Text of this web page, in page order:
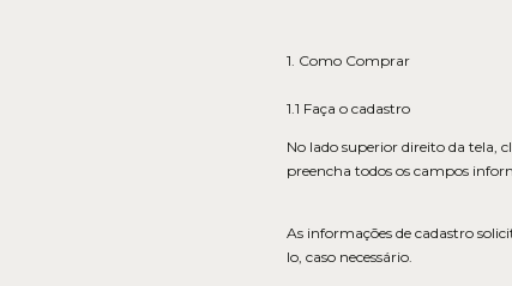
1. Como Comprar
1.1 Faça o cadastro
No lado superior direito da tela,
preencha todos os campos
As informações de cadastro
lo, caso necessário.